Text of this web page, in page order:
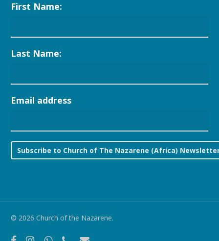
First Name:
Last Name:
Email address
© 2026 Church of the Nazarene.